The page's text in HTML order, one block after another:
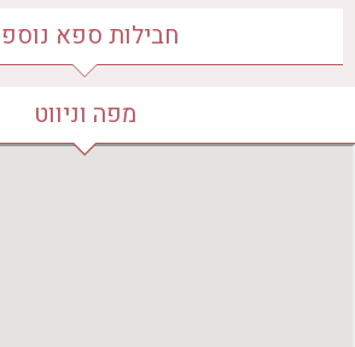
חבילות ספא
מפה וניווט